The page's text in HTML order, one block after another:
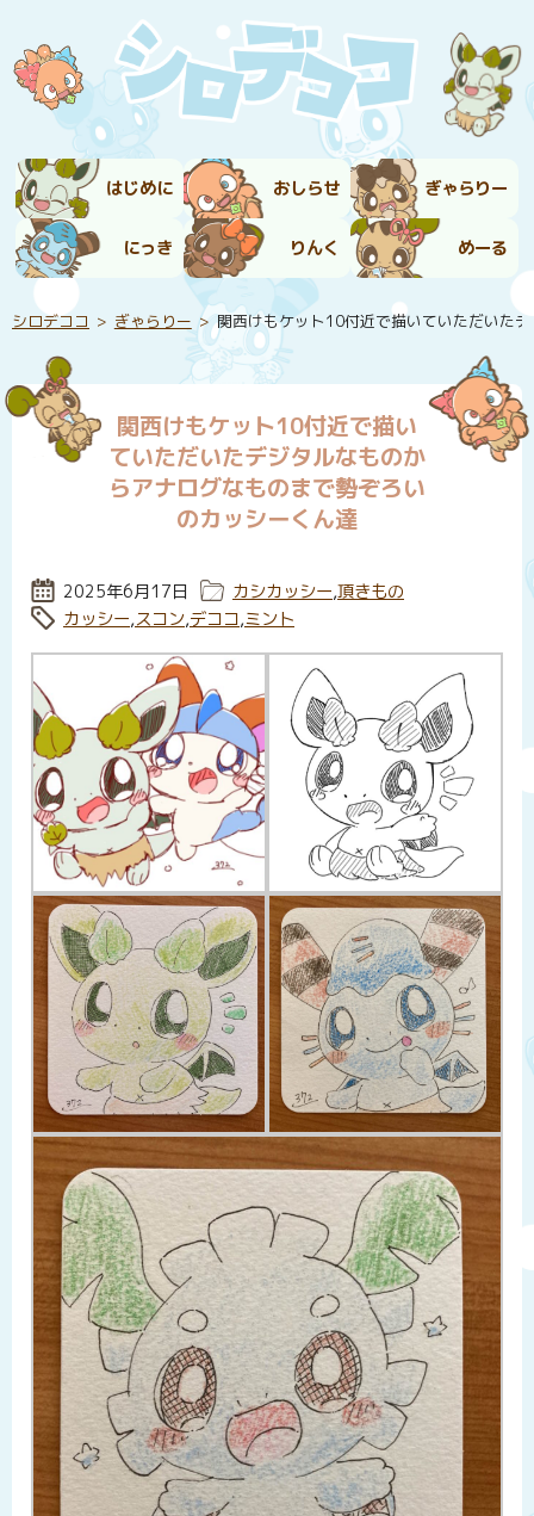
はじめに おしらせ ぎゃらりー
にっき りんく めーる
シロデココ ぎゃらりー 関西けもケット10付近で描いていただいた
関西けもケット10付近で描い
ていただいたデジタルなものか
らアナログなものまで勢ぞろい
のカッシーくん達
投稿日:
2025年6月17日 カテゴリー:
カシカッシー,頂きもの
タグ:
カッシー,スコン,デココ,ミント